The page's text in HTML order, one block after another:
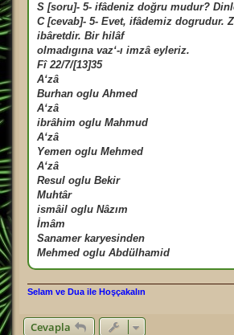
S [soru]- 5- ifâdeniz doğru mudur?
C [cevab]- 5- Evet, ifâdemiz dogrudur.
ibâretdir. Bir hilâf
olmadıgına vaz‘-ı imzâ eyleriz.
Fî 22/7/[13]35
A‘zâ
Burhan oglu Ahmed
A‘zâ
ibrâhim oglu Mahmud
A‘zâ
Yemen oglu Mehmed
A‘zâ
Resul oglu Bekir
Muhtâr
ismâil oglu Nâzım
İmâm
Sanamer karyesinden
Mehmed oglu Abdülhamid
Selam ve Dua ile Hoşçakalın
Cevapla